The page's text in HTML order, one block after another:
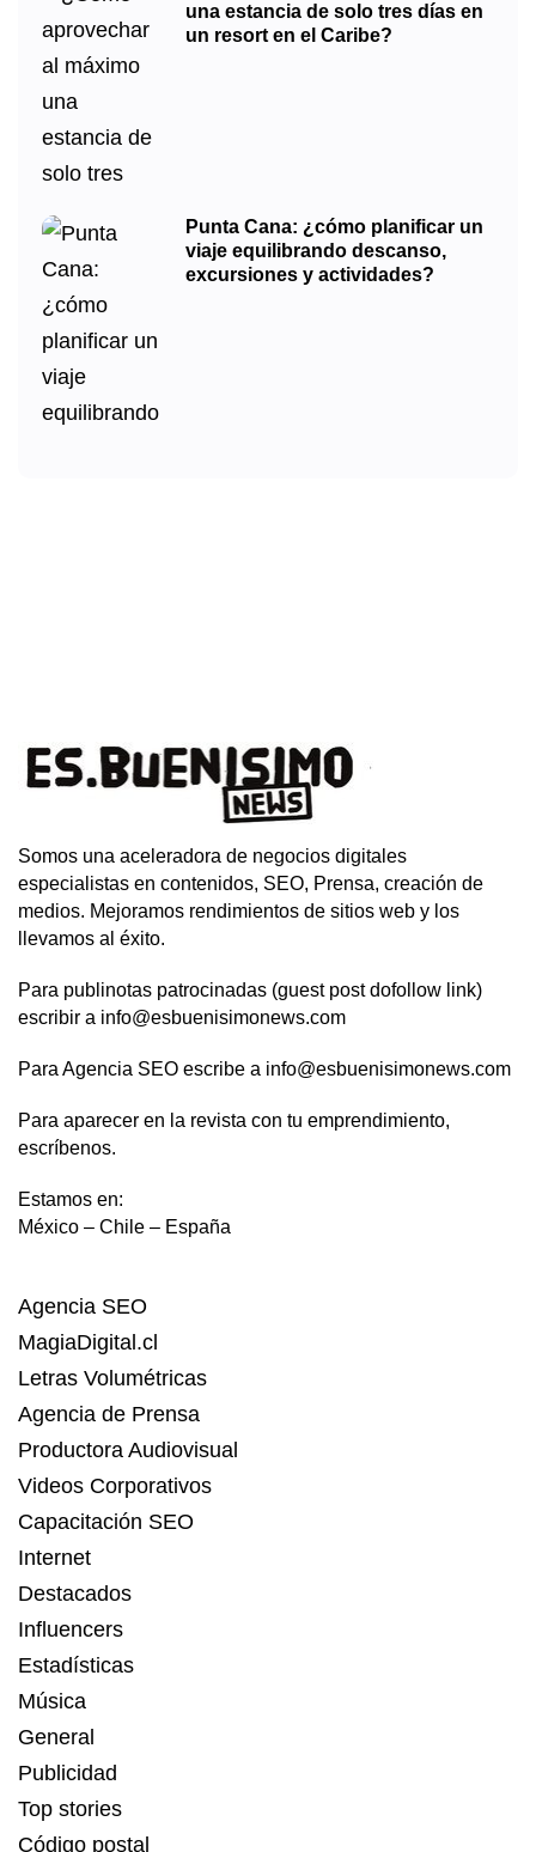
una estancia de solo tres días en
un resort en el Caribe?
Punta Cana: ¿cómo planificar un
viaje equilibrando descanso,
excursiones y actividades?
Somos una aceleradora de negocios digitales
especialistas en contenidos, SEO, Prensa, creación de
medios. Mejoramos rendimientos de sitios web y los
llevamos al éxito.
Para publinotas patrocinadas (guest post dofollow link)
escribir a info@esbuenisimonews.com
Para Agencia SEO escribe a info@esbuenisimonews.com
Para aparecer en la revista con tu emprendimiento,
escríbenos.
Estamos en:
México – Chile – España
Agencia SEO
MagiaDigital.cl
Letras Volumétricas
Agencia de Prensa
Productora Audiovisual
Videos Corporativos
Capacitación SEO
Internet
Destacados
Influencers
Estadísticas
Música
General
Publicidad
Top stories
Código postal